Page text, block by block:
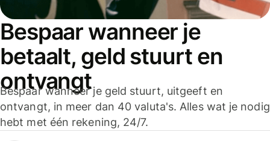
Bespaar wanneer je
betaalt, geld stuurt en
ontvangt
Bespaar wanneer je geld stuurt, uitgeeft en
ontvangt, in meer dan 40 valuta's. Alles wat je nodig
hebt met één rekening, 24/7.